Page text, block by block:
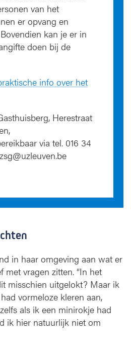
van het
er opvang en
kan je er in
doen bij de
info over het
Herestraat
via tel. 016 34
in haar omgeving aan wat er
met vragen zitten. “In het
misschien uitgelokt? Maar ik
vormeloze kleren aan,
als ik een minirokje had
ik hier natuurlijk niet om